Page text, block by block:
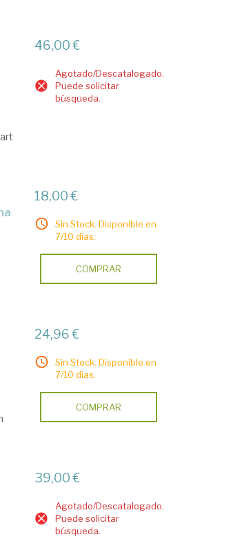
46,00 €
Agotado/Descatalogado.
Puede solicitar
búsqueda.
18,00 €
Sin Stock. Disponible en
7/10 días.
COMPRAR
24,96 €
Sin Stock. Disponible en
7/10 días.
COMPRAR
39,00 €
Agotado/Descatalogado.
Puede solicitar
búsqueda.